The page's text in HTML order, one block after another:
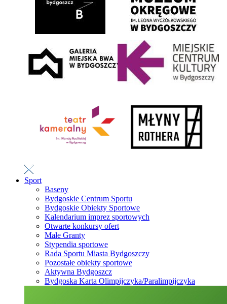
Sport
Baseny
Bydgoskie Centrum Sportu
Bydgoskie Obiekty Sportowe
Kalendarium imprez sportowych
Otwarte konkursy ofert
Małe Granty
Stypendia sportowe
Rada Sportu Miasta Bydgoszczy
Pozostałe obiekty sportowe
Aktywna Bydgoszcz
Bydgoska Karta Olimpijczyka/Paralimpijczyka